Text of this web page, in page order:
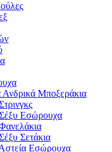
Μποξεράκια
Εσώρουχα
Σετάκια
Εσώρουχα